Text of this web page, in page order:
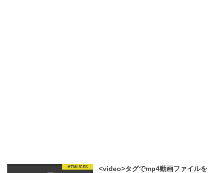
HTML/CSS
<video>タグでmp4動画ファイルを